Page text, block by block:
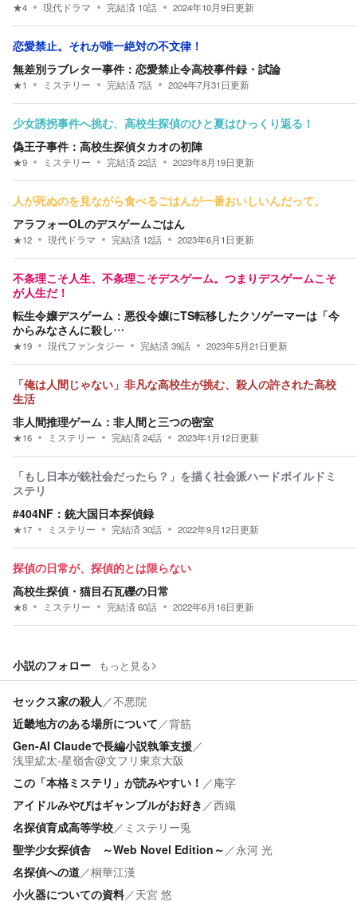
★4 現代ドラマ 完結済 10話 2024年10月9日更新
恋愛禁止。それが唯一絶対の不文律！
無差別ラブレター事件：恋愛禁止令高校事件録・試論
★1 ミステリー 完結済7話 2024年7月31日更新
少女誘拐事件へ挑む、高校生探偵のひと夏はひっくり返る！
偽王子事件：高校生探偵タカオの初陣
★9 ミステリー 完結済22話 2023年8月19日更新
人が死ぬのを見ながら食べるごはんが一番おいしいんだって。
アラフォーOLのデスゲームごはん
★12 現代ドラマ 完結済 12話 2023年6月1日更新
不条理こそ人生、不条理こそデスゲーム。つまりデスゲームこそ
が人生だ！
転生令嬢デスゲーム：悪役令嬢にTS転移したクソゲーマーは「今
からみなさんに殺し…
★19 現代ファンタジー 完結済39話 2023年5月21日更新
「俺は人間じゃない」非凡な高校生が挑む、殺人の許された高校
生活
非人間推理ゲーム：非人間と三つの密室
★16 ミステリー 完結済24話 2023年1月12日更新
「もし日本が銃社会だったら？」を描く社会派ハードボイルドミ
ステリ
#404NF：銃大国日本探偵録
★17 ミステリー 完結済30話 2022年9月12日更新
探偵の日常が、探偵的とは限らない
高校生探偵・猫目石瓦礫の日常
★8 ミステリー 完結済60話 2022年6月16日更新
小説のフォロー もっと見る
セックス家の殺人／不悪院
近畿地方のある場所について／背筋
Gen-AI Claudeで長編小説執筆支援／
浅里絋太-星嶺舎@文フリ東京大阪
この「本格ミステリ」が読みやすい！ ／庵字
アイドルみやびはギャンブルがお好き ／西織
名探偵育成高等学校／ ミステリー兎
聖学少女探偵舎 ～Web Novel Edition～ ／永河 光
名探偵への道／桐華江漢
小火器についての資料／天宮 悠